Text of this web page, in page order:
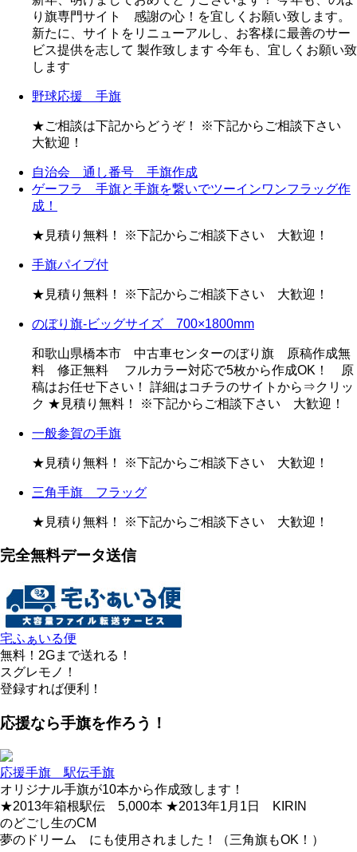
り旗専門サイト 感謝の心！を宜しくお願い致します。
新たに、サイトをリニューアルし、お客様に最善のサー
ビス提供を志して 製作致します 今年も、宜しくお願い致
します
野球応援 手旗
★ご相談は下記からどうぞ！ ※下記からご相談下さい
大歓迎！
自治会 通し番号 手旗作成
ゲーフラ 手旗と手旗を繋いでツーインワンフラッグ作
成！
★見積り無料！ ※下記からご相談下さい 大歓迎！
手旗パイプ付
★見積り無料！ ※下記からご相談下さい 大歓迎！
のぼり旗-ビッグサイズ 700×1800mm
和歌山県橋本市 中古車センターのぼり旗 原稿作成無
料 修正無料 フルカラー対応で5枚から作成OK！ 原
稿はお任せ下さい！ 詳細はコチラのサイトから⇒クリッ
ク ★見積り無料！ ※下記からご相談下さい 大歓迎！
一般参賀の手旗
★見積り無料！ ※下記からご相談下さい 大歓迎！
三角手旗 フラッグ
★見積り無料！ ※下記からご相談下さい 大歓迎！
完全無料データ送信
宅ふぁいる便
無料！2Gまで送れる！
スグレモノ！
登録すれば便利！
応援なら手旗を作ろう！
応援手旗 駅伝手旗
オリジナル手旗が10本から作成致します！
★2013年箱根駅伝 5,000本 ★2013年1月1日 KIRIN
のどごし生のCM
夢のドリーム にも使用されました！（三角旗もOK！）